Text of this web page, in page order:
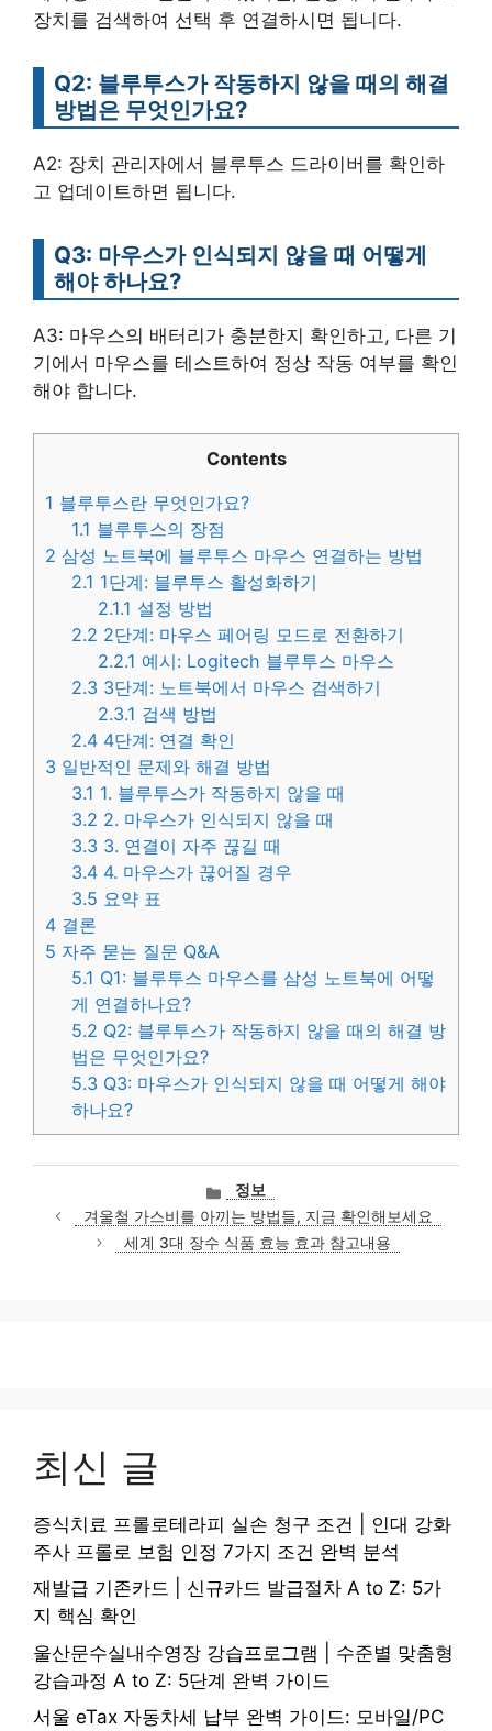
장치를 검색하여 선택 후 연결하시면 됩니다.
Q2: 블루투스가 작동하지 않을 때의 해결
방법은 무엇인가요?
A2: 장치 관리자에서 블루투스 드라이버를 확인하
고 업데이트하면 됩니다.
Q3: 마우스가 인식되지 않을 때 어떻게
해야 하나요?
A3: 마우스의 배터리가 충분한지 확인하고, 다른 기
기에서 마우스를 테스트하여 정상 작동 여부를 확인
해야 합니다.
Contents
1 블루투스란 무엇인가요?
1.1 블루투스의 장점
2 삼성 노트북에 블루투스 마우스 연결하는 방법
2.1 1단계: 블루투스 활성화하기
2.1.1 설정 방법
2.2 2단계: 마우스 페어링 모드로 전환하기
2.2.1 예시: Logitech 블루투스 마우스
2.3 3단계: 노트북에서 마우스 검색하기
2.3.1 검색 방법
2.4 4단계: 연결 확인
3 일반적인 문제와 해결 방법
3.1 1. 블루투스가 작동하지 않을 때
3.2 2. 마우스가 인식되지 않을 때
3.3 3. 연결이 자주 끊길 때
3.4 4. 마우스가 끊어질 경우
3.5 요약 표
4 결론
5 자주 묻는 질문 Q&A
5.1 Q1: 블루투스 마우스를 삼성 노트북에 어떻
게 연결하나요?
5.2 Q2: 블루투스가 작동하지 않을 때의 해결 방
법은 무엇인가요?
5.3 Q3: 마우스가 인식되지 않을 때 어떻게 해야
하나요?
카
테
고
리
정보
겨울철 가스비를 아끼는 방법들, 지금 확인해보세요
세계 3대 장수 식품 효능 효과 참고내용
최신 글
증식치료 프롤로테라피 실손 청구 조건 | 인대 강화
주사 프롤로 보험 인정 7가지 조건 완벽 분석
재발급 기존카드 | 신규카드 발급절차 A to Z: 5가
지 핵심 확인
울산문수실내수영장 강습프로그램 | 수준별 맞춤형
강습과정 A to Z: 5단계 완벽 가이드
서울 eTax 자동차세 납부 완벽 가이드: 모바일/PC